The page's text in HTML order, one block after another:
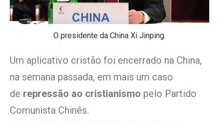
O presidente da China Xi Jinping.
Um aplicativo cristão foi encerrado na China,
na semana passada, em mais um caso
de repressão ao cristianismo pelo Partido
Comunista Chinês.